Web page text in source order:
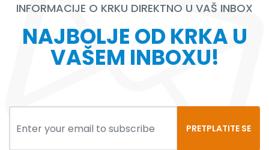
INFORMACIJE O KRKU DIREKTNO U VAŠ INBOX
NAJBOLJE OD KRKA U
VAŠEM INBOXU!
PRETPLATITE SE